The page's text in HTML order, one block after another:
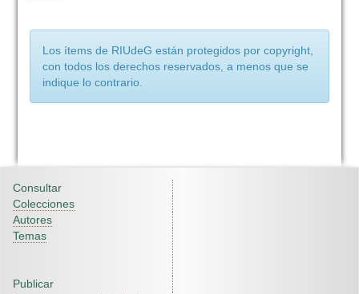
Los ítems de RIUdeG están protegidos por copyright,
con todos los derechos reservados, a menos que se
indique lo contrario.
Consultar
Colecciones
Autores
Temas
Publicar